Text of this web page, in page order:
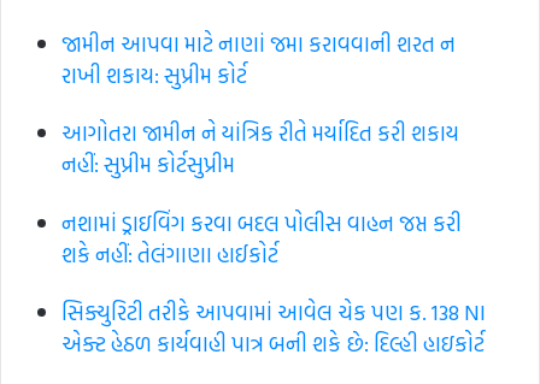
જામીન આપવા માટે નાણાં જમા કરાવવાની શરત ન
રાખી શકાય: સુપ્રીમ કોર્ટ
આગોતરા જામીન ને યાંત્રિક રીતે મર્યાદિત કરી શકાય
નહીં: સુપ્રીમ કોર્ટ​સુપ્રીમ
નશામાં ડ્રાઇવિંગ કરવા બદલ પોલીસ વાહન જપ્ત કરી
શકે નહીં: તેલંગાણા હાઈકોર્ટ
સિક્યુરિટી તરીકે આપવામાં આવેલ ચેક પણ ક. 138 NI
એક્ટ હેઠળ કાર્યવાહી પાત્ર બની શકે છે: દિલ્હી હાઇકોર્ટ